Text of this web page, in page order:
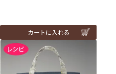
カートに入れる